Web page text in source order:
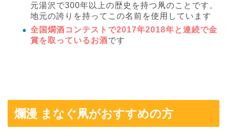
元湯沢で300年以上の歴史を持つ凧のことです。
地元の誇りを持ってこの名前を使用しています
全国燗酒コンテストで2017年2018年と連続で金
賞を取っているお酒です
爛漫 まなぐ凧がおすすめの方